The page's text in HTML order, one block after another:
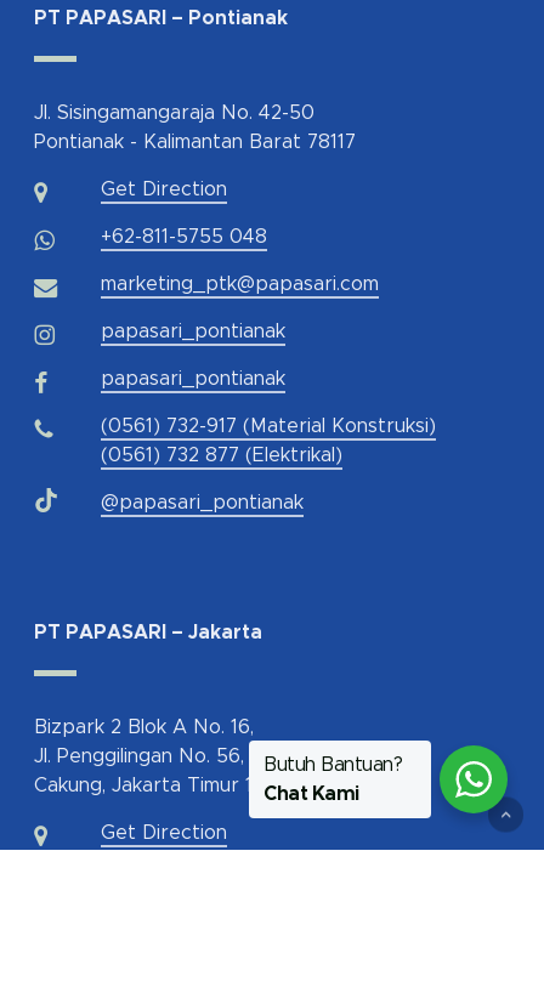
PT PAPASARI – Pontianak
Jl. Sisingamangaraja No. 42-50
Pontianak - Kalimantan Barat 78117
Get Direction
+62-811-5755 048
marketing_ptk@papasari.com
papasari_pontianak
papasari_pontianak
(0561) 732-917 (Material Konstruksi)
(0561) 732 877 (Elektrikal)
@papasari_pontianak
PT PAPASARI – Jakarta
Bizpark 2 Blok A No. 16,
Jl. Penggilingan No. 56,
Cakung, Jakarta Timur 13940
Get Direction
Butuh Bantuan?
Chat Kami